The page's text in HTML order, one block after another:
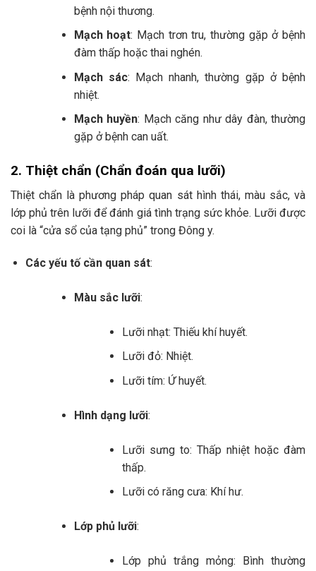
bệnh nội thương.
Mạch hoạt: Mạch trơn tru, thường gặp ở bệnh
đàm thấp hoặc thai nghén.
Mạch sác: Mạch nhanh, thường gặp ở bệnh
nhiệt.
Mạch huyền: Mạch căng như dây đàn, thường
gặp ở bệnh can uất.
2. Thiệt chẩn (Chẩn đoán qua lưỡi)
Thiệt chẩn là phương pháp quan sát hình thái, màu sắc, và
lớp phủ trên lưỡi để đánh giá tình trạng sức khỏe. Lưỡi được
coi là “cửa sổ của tạng phủ” trong Đông y.
Các yếu tố cần quan sát:
Màu sắc lưỡi:
Lưỡi nhạt: Thiếu khí huyết.
Lưỡi đỏ: Nhiệt.
Lưỡi tím: Ứ huyết.
Hình dạng lưỡi:
Lưỡi sưng to: Thấp nhiệt hoặc đàm
thấp.
Lưỡi có răng cưa: Khí hư.
Lớp phủ lưỡi:
Lớp phủ trắng mỏng: Bình thường